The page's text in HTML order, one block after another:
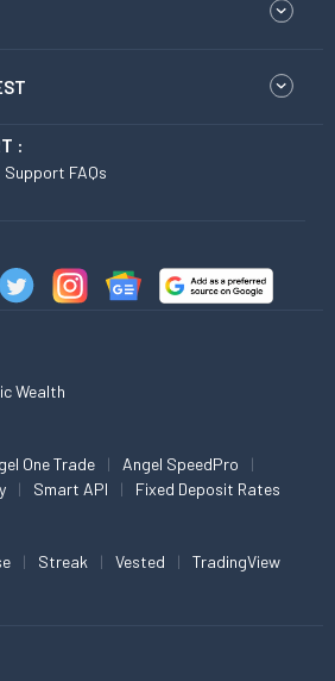
:
Support FAQs
Wealth
One Trade
Angel SpeedPro
Smart API Fixed Deposit Rates
Streak Vested TradingView